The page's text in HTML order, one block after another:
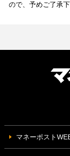
ので、予めご了承下
マネーポスト